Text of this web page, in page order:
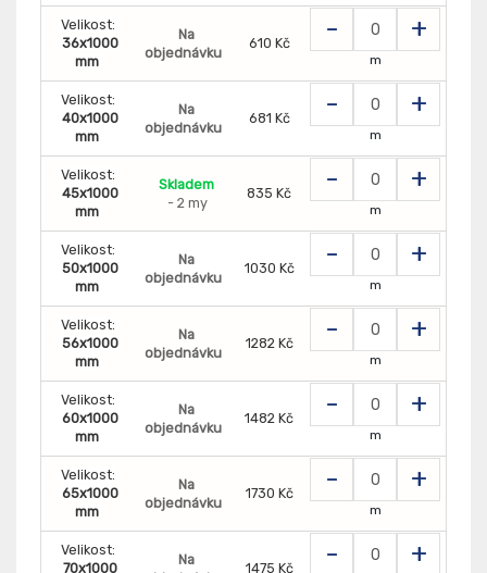
Velikost:
36x1000
mm
Na
objednávku
610 Kč - +
m
Velikost:
40x1000
mm
Na
objednávku
681 Kč - +
m
Velikost:
45x1000
mm
Skladem
- 2 my
835 Kč - +
m
Velikost:
50x1000
mm
Na
objednávku
1030 Kč - +
m
Velikost:
56x1000
mm
Na
objednávku
1282 Kč - +
m
Velikost:
60x1000
mm
Na
objednávku
1482 Kč - +
m
Velikost:
65x1000
mm
Na
objednávku
1730 Kč - +
m
Velikost:
70x1000
Na
1475 Kč - +